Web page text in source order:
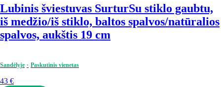
Lubinis šviestuvas SurturSu stiklo gaubtu,
iš medžio/iš stiklo, baltos spalvos/natūralios
spalvos, aukštis 19 cm
Sandėlyje Paskutinis vienetas
43 €